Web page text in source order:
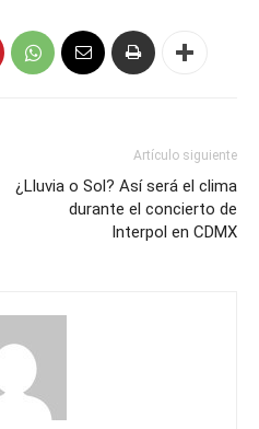
Artículo siguiente
¿Lluvia o Sol? Así será el clima
durante el concierto de
Interpol en CDMX